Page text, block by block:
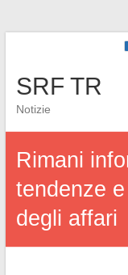
SRF TR
Notizie
Rimani
tendenze
degli affari